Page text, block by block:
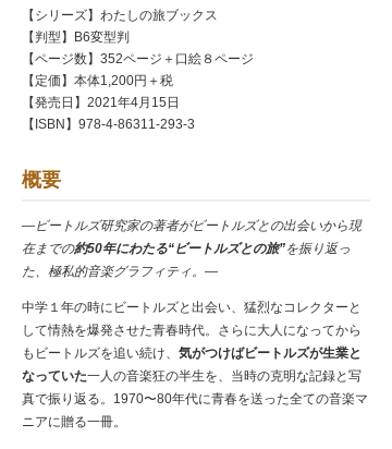
【シリーズ】わたしの旅ブックス
【判型】B6変型判
【ページ数】352ページ＋口絵８ページ
【定価】本体1,200円＋税
【発売日】2021年4月15日
【ISBN】978-4-86311-293-3
概要
―ビートルズ研究家の著者がビートルズとの出会いから現
在までの約50年にわたる“ビートルズとの旅”を振り返っ
た、極私的音楽グラフィティ。―
中学１年の時にビートルズと出会い、猛烈なコレクターと
して情熱を爆発させた青春時代。さらに大人になってから
もビートルズを追い続け、 気がつけばビートルズが生業と
なっていた一人の音楽狂の半生を、当時の克明な記録と写
真で振り返る。1970〜80年代に青春を送った全ての音楽マ
ニアに贈る一冊。